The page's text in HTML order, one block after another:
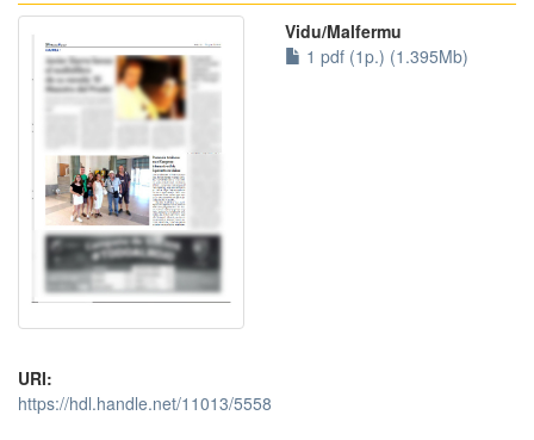
Vidu/Malfermu
1 pdf (1p.) (1.395Mb)
URI:
https://hdl.handle.net/11013/5558